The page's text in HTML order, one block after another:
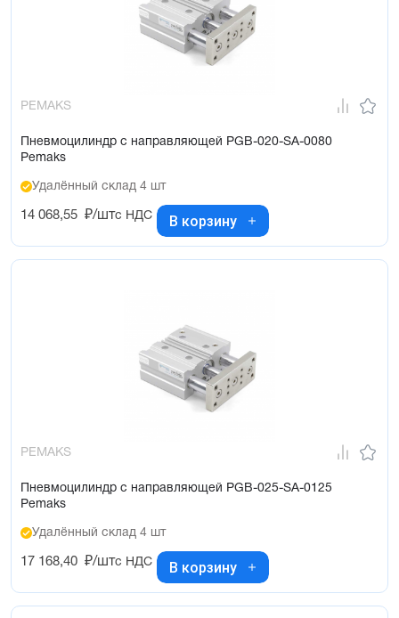
PEMAKS
Пневмоцилиндр с направляющей PGB-020-SA-0080
Pemaks
Удалённый склад 4 шт
14 068,55 ₽/штс НДС В корзину
PEMAKS
Пневмоцилиндр с направляющей PGB-025-SA-0125
Pemaks
Удалённый склад 4 шт
17 168,40 ₽/штс НДС В корзину